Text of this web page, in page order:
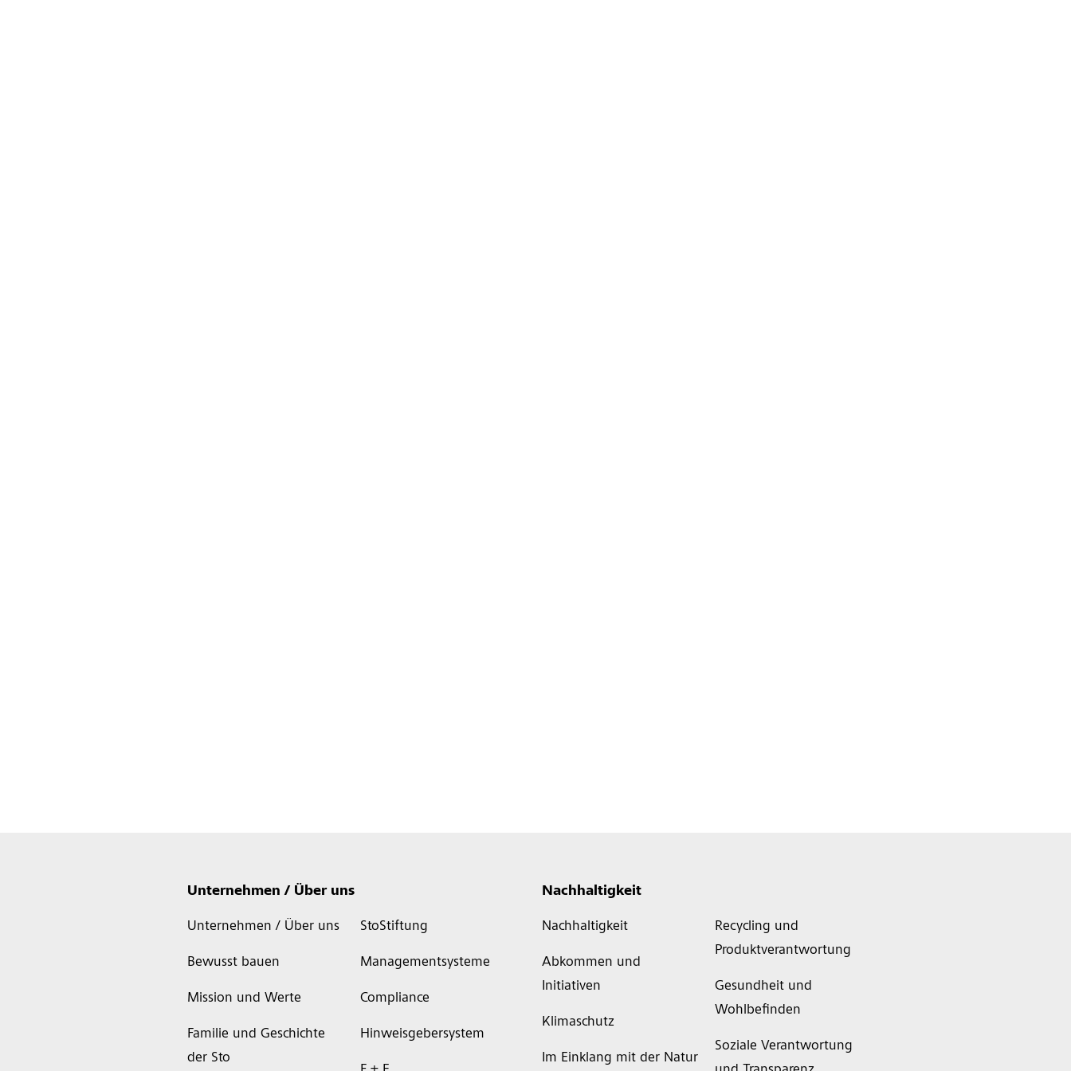
Unternehmen / Über uns
Unternehmen / Über uns
Bewusst bauen
Mission und Werte
Familie und Geschichte
der Sto
StoStiftung
Managementsysteme
Compliance
Hinweisgebersystem
Nachhaltigkeit
Nachhaltigkeit
Abkommen und
Initiativen
Klimaschutz
Im Einklang mit der Natur
Recycling und
Produktverantwortung
Gesundheit und
Wohlbefinden
Soziale Verantwortung